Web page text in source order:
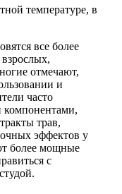
температуре, в
все более
отмечают,
и
часто
компонентами,
трав,
эффектов у
более мощные
с